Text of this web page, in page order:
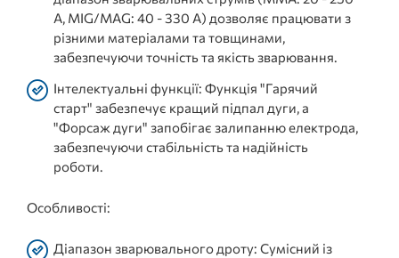
А, MIG/MAG: 40 - 330 А) дозволяє працювати з
різними матеріалами та товщинами,
забезпечуючи точність та якість зварювання.
Інтелектуальні функції: Функція "Гарячий
старт" забезпечує кращий підпал дуги, а
"Форсаж дуги" запобігає залипанню електрода,
забезпечуючи стабільність та надійність
роботи.
Особливості:
Діапазон зварювального дроту: Сумісний із